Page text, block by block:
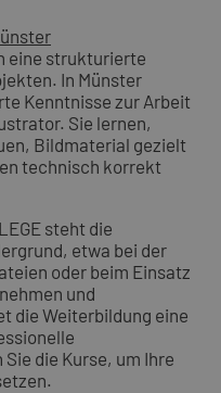
eine strukturierte
In Münster
Kenntnisse zur Arbeit
Sie lernen,
Bildmaterial gezielt
technisch korrekt
steht die
etwa bei der
oder beim Einsatz
und
die Weiterbildung eine
die Kurse, um Ihre